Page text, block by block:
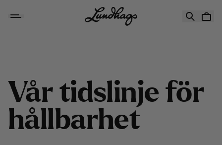
Vår tidslinje för
hållbarhet